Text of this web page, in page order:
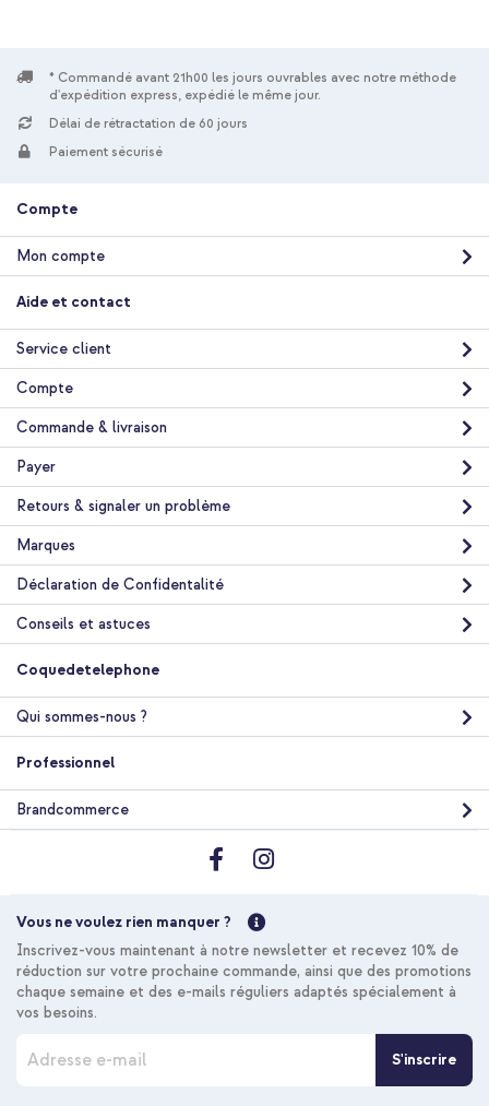
gratuite
imoshion Shockproof Case Apple iPhone 11 - Transparent +
vers Lightning d'origine - 1 mètre - Blanc
10,99 €
Livraison gratuite 10,99 €
Acheter
Livraison
gratuite
Cordon de téléphone universel - Beige
Acheter
gratuite
* Commandé avant 21h00 les jours ouvrables avec notre méthode
d'expédition express, expédié le même jour.
Délai de rétractation de 60 jours
Paiement sécurisé
Compte
Mon compte
Aide et contact
Service client
Compte
Commande & livraison
Payer
Retours & signaler un problème
Marques
Déclaration de Confidentalité
Conseils et astuces
Coquedetelephone
Qui sommes-nous ?
Professionnel
Brandcommerce
Vous ne voulez rien manquer ?
Inscrivez-vous maintenant à notre newsletter et recevez 10% de
réduction sur votre prochaine commande, ainsi que des promotions
chaque semaine et des e-mails réguliers adaptés spécialement à
vos besoins.
S'inscrire